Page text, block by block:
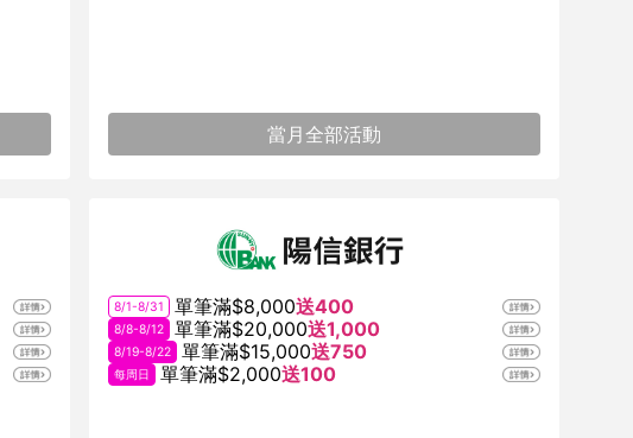
當月全部活動
8/1-8/31 單筆滿$8,000送400
8/8-8/12 單筆滿$20,000送1,000
8/19-8/22 單筆滿$15,000送750
每周日 單筆滿$2,000送100